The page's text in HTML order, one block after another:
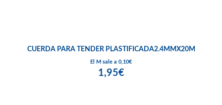
CUERDA PARA TENDER PLASTIFICADA2.4MMX20M
El M sale a 0,10€
1,95€